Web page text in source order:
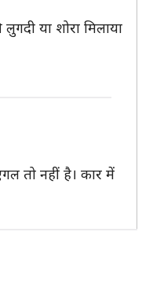
या शोरा मिलाया
तो नहीं है। कार में